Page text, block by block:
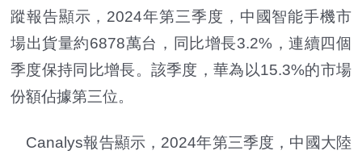
蹤報告顯示，2024年第三季度，中國智能手機市
場出貨量約6878萬台，同比增長3.2%，連續四個
季度保持同比增長。該季度，華為以15.3%的市場
份額佔據第三位。
Canalys報告顯示，2024年第三季度，中國大陸